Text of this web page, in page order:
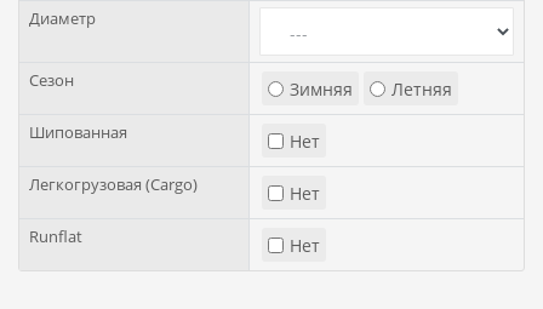
Диаметр
Сезон Зимняя Летняя
Шипованная Нет
Легкогрузовая (Cargo) Нет
Runflat Нет